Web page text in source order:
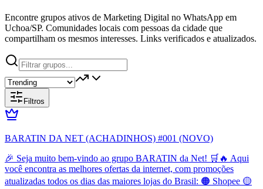
Encontre grupos ativos de Marketing Digital no WhatsApp em
Uchoa/SP. Comunidades locais com pessoas da cidade que
compartilham os mesmos interesses. Links verificados e atualizados.
Filtros
BARATIN DA NET (ACHADINHOS) #001 (NOVO)
🎉 Seja muito bem-vindo ao grupo BARATIN da Net! 🛒🔥 Aqui
você encontra as melhores ofertas da internet, com promoções
atualizadas todos os dias das maiores lojas do Brasil: 🟠 Shopee 🟡